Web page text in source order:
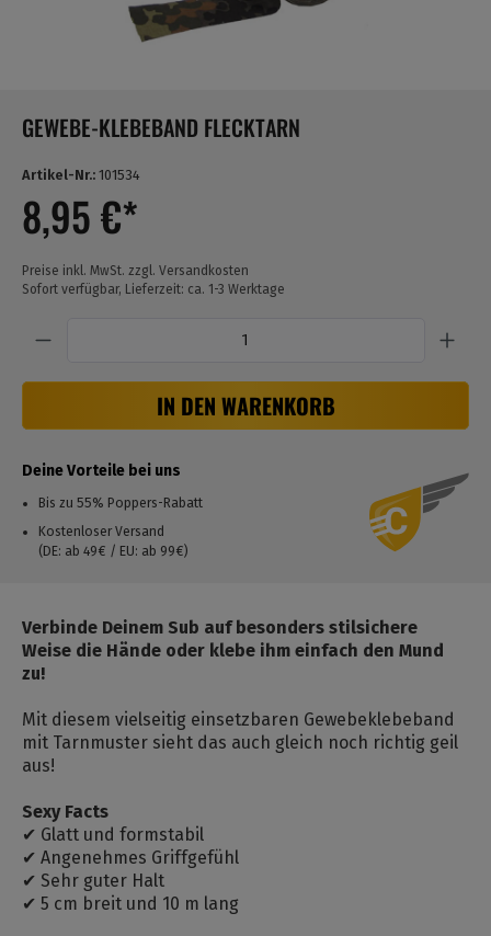
GEWEBE-KLEBEBAND FLECKTARN
Artikel-Nr.: 101534
8,95 €*
Preise inkl. MwSt. zzgl. Versandkosten
Sofort verfügbar, Lieferzeit: ca. 1-3 Werktage
IN DEN WARENKORB
Deine Vorteile bei uns
Bis zu 55% Poppers-Rabatt
Kostenloser Versand
(DE: ab 49€ / EU: ab 99€)
Verbinde Deinem Sub auf besonders stilsichere
Weise die Hände oder klebe ihm einfach den Mund
zu!
Mit diesem vielseitig einsetzbaren Gewebeklebeband
mit Tarnmuster sieht das auch gleich noch richtig geil
aus!
Sexy Facts
✔ Glatt und formstabil
✔ Angenehmes Griffgefühl
✔ Sehr guter Halt
✔ 5 cm breit und 10 m lang